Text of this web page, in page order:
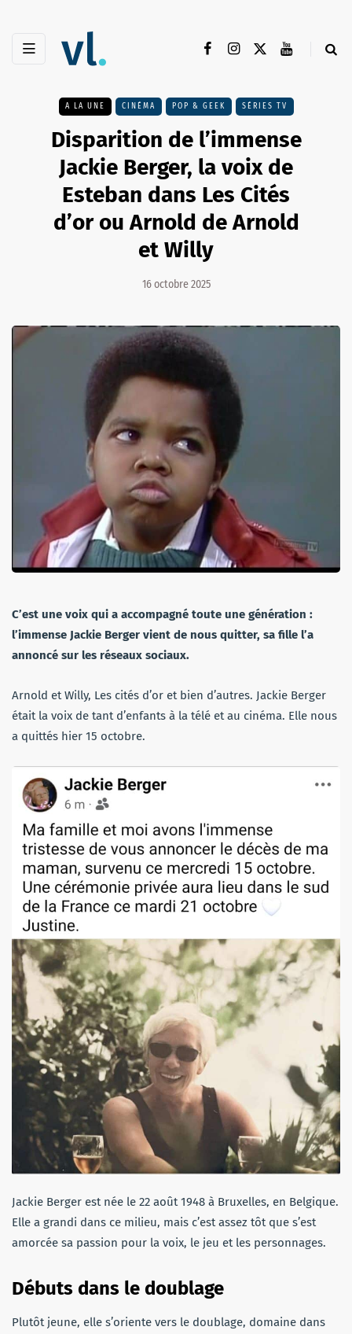
A LA UNE CINÉMA POP & GEEK SÉRIES TV
Disparition de l’immense
Jackie Berger, la voix de
Esteban dans Les Cités
d’or ou Arnold de Arnold
et Willy
16 octobre 2025
C’est une voix qui a accompagné toute une génération :
l’immense Jackie Berger vient de nous quitter, sa fille l’a
annoncé sur les réseaux sociaux.
Arnold et Willy, Les cités d’or et bien d’autres. Jackie Berger
était la voix de tant d’enfants à la télé et au cinéma. Elle nous
a quittés hier 15 octobre.
Jackie Berger est née le 22 août 1948 à Bruxelles, en Belgique.
Elle a grandi dans ce milieu, mais c’est assez tôt que s’est
amorcée sa passion pour la voix, le jeu et les personnages.
Débuts dans le doublage
Plutôt jeune, elle s’oriente vers le doublage, domaine dans